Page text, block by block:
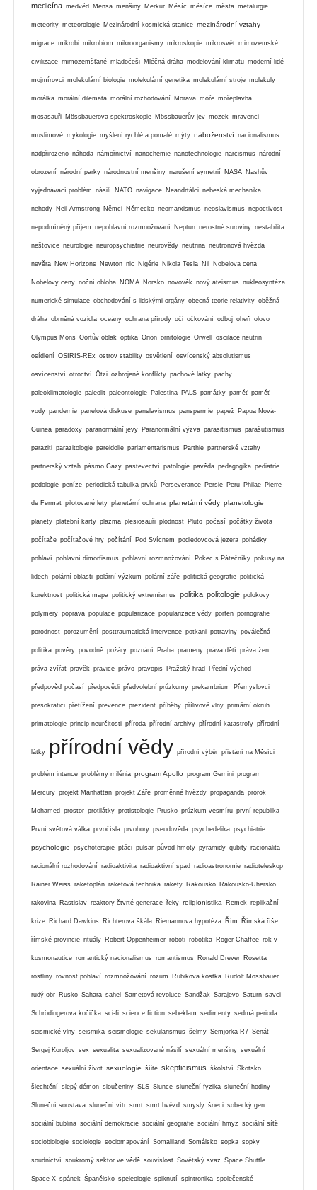
medicína medvěd Mensa menšiny Merkur Měsíc měsíce města metalurgie
meteority meteorologie Mezinárodní kosmická stanice mezinárodní vztahy
migrace mikrobi mikrobiom mikroorganismy mikroskopie mikrosvět mimozemské
civilizace mimozemšťané mladočeši Mléčná dráha modelování klimatu moderní lidé
mojmírovci molekulární biologie molekulární genetika molekulární stroje molekuly
morálka morální dilemata morální rozhodování Morava moře mořeplavba
mosasauři Mössbauerova spektroskopie Mössbauerův jev mozek mravenci
muslimové mykologie myšlení rychlé a pomalé mýty náboženství nacionalismus
nadpřirozeno náhoda námořnictví nanochemie nanotechnologie narcismus národní
obrození národní parky národnostní menšiny narušení symetrií NASA Nashův
vyjednávací problém násilí NATO navigace Neandrtálci nebeská mechanika
nehody Neil Armstrong Němci Německo neomarxismus neoslavismus nepoctivost
nepodmíněný příjem nepohlavní rozmnožování Neptun nerostné suroviny nestabilita
neštovice neurologie neuropsychiatrie neurovědy neutrina neutronová hvězda
nevěra New Horizons Newton nic Nigérie Nikola Tesla Nil Nobelova cena
Nobelovy ceny noční obloha NOMA Norsko novověk nový ateismus nukleosyntéza
numerické simulace obchodování s lidskými orgány obecná teorie relativity oběžná
dráha obrněná vozidla oceány ochrana přírody oči očkování odboj oheň olovo
Olympus Mons Oortův oblak optika Orion ornitologie Orwell oscilace neutrin
osídlení OSIRIS-REx ostrov stability osvětlení osvícenský absolutismus
osvícenství otroctví Ötzi ozbrojené konflikty pachové látky pachy
paleoklimatologie paleolit paleontologie Palestina PALS památky paměť paměť
vody pandemie panelová diskuse panslavismus panspermie papež Papua Nová-
Guinea paradoxy paranormální jevy Paranormální výzva parasitismus parašutismus
paraziti parazitologie pareidolie parlamentarismus Parthie partnerské vztahy
partnerský vztah pásmo Gazy pastevectví patologie pavěda pedagogika pediatrie
pedologie peníze periodická tabulka prvků Perseverance Persie Peru Philae Pierre
de Fermat pilotované lety planetární ochrana planetární vědy planetologie
planety platební karty plazma plesiosauři plodnost Pluto počasí počátky života
počítače počítačové hry počítání Pod Svícnem podledovcová jezera pohádky
pohlaví pohlavní dimorfismus pohlavní rozmnožování Pokec s Pátečníky pokusy na
lidech polární oblasti polární výzkum polární záře politická geografie politická
korektnost politická mapa politický extremismus politika politologie polokovy
polymery poprava populace popularizace popularizace vědy porfen pornografie
porodnost porozumění posttraumatická intervence potkani potraviny poválečná
politika pověry povodně požáry poznání Praha prameny práva dětí práva žen
práva zvířat pravěk pravice právo pravopis Pražský hrad Přední východ
předpověď počasí předpovědi předvolební průzkumy prekambrium Přemyslovci
presokratici přetížení prevence prezident příběhy přílivové vlny primární okruh
primatologie princip neurčitosti příroda přírodní archivy přírodní katastrofy přírodní
látky přírodní vědy přírodní výběr přistání na Měsíci
problém intence problémy milénia program Apollo program Gemini program
Mercury projekt Manhattan projekt Záře proměnné hvězdy propaganda prorok
Mohamed prostor protilátky protistologie Prusko průzkum vesmíru první republika
První světová válka prvočísla prvohory pseudověda psychedelika psychiatrie
psychologie psychoterapie ptáci pulsar původ hmoty pyramidy qubity racionalita
racionální rozhodování radioaktivita radioaktivní spad radioastronomie radioteleskop
Rainer Weiss raketoplán raketová technika rakety Rakousko Rakousko-Uhersko
rakovina Rastislav reaktory čtvrté generace řeky religionistika Remek replikační
krize Richard Dawkins Richterova škála Riemannova hypotéza Řím Římská říše
římské provincie rituály Robert Oppenheimer roboti robotika Roger Chaffee rok v
kosmonautice romantický nacionalismus romantismus Ronald Drever Rosetta
rostliny rovnost pohlaví rozmnožování rozum Rubikova kostka Rudolf Mössbauer
rudý obr Rusko Sahara sahel Sametová revoluce Sandžak Sarajevo Saturn savci
Schrödingerova kočička sci-fi science fiction sebeklam sedimenty sedmá perioda
seismické vlny seismika seismologie sekularismus šelmy Semjorka R7 Senát
Sergej Koroljov sex sexualita sexualizované násilí sexuální menšiny sexuální
orientace sexuální život sexuologie šíité skepticismus školství Skotsko
šlechtění slepý démon sloučeniny SLS Slunce sluneční fyzika sluneční hodiny
Sluneční soustava sluneční vítr smrt smrt hvězd smysly šneci sobecký gen
sociální bublina sociální demokracie sociální geografie sociální hmyz sociální sítě
sociobiologie sociologie sociomapování Somaliland Somálsko sopka sopky
soudnictví soukromý sektor ve vědě souvislost Sovětský svaz Space Shuttle
Space X spánek Španělsko speleologie spiknutí spintronika společenské